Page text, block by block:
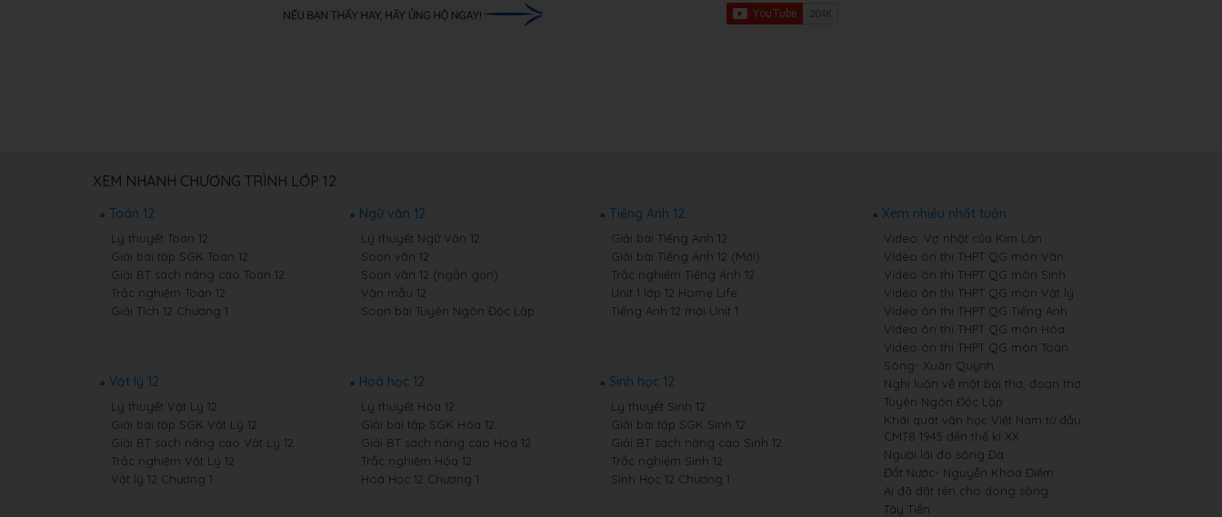
XEM NHANH CHƯƠNG TRÌNH LỚP 12
Toán 12
Lý thuyết Toán 12
Giải bài tập SGK Toán 12
Giải BT sách nâng cao Toán 12
Trắc nghiệm Toán 12
Giải Tích 12 Chương 1
Ngữ văn 12
Lý thuyết Ngữ Văn 12
Soạn văn 12
Soạn văn 12 (ngắn gọn)
Văn mẫu 12
Soạn bài Tuyên Ngôn Độc Lập
Tiếng Anh 12
Giải bài Tiếng Anh 12
Giải bài Tiếng Anh 12 (Mới)
Trắc nghiệm Tiếng Anh 12
Unit 1 lớp 12 Home Life
Tiếng Anh 12 mới Unit 1
Vật lý 12
Lý thuyết Vật Lý 12
Giải bài tập SGK Vật Lý 12
Giải BT sách nâng cao Vật Lý 12
Trắc nghiệm Vật Lý 12
Vật lý 12 Chương 1
Hoá học 12
Lý thuyết Hóa 12
Giải bài tập SGK Hóa 12
Giải BT sách nâng cao Hóa 12
Trắc nghiệm Hóa 12
Hoá Học 12 Chương 1
Sinh học 12
Lý thuyết Sinh 12
Giải bài tập SGK Sinh 12
Giải BT sách nâng cao Sinh 12
Trắc nghiệm Sinh 12
Sinh Học 12 Chương 1
Xem nhiều nhất tuần
Video: Vợ nhặt của Kim Lân
Video ôn thi THPT QG môn Văn
Video ôn thi THPT QG môn Sinh
Video ôn thi THPT QG môn Vật lý
Video ôn thi THPT QG Tiếng Anh
Video ôn thi THPT QG môn Hóa
Video ôn thi THPT QG môn Toán
Sóng- Xuân Quỳnh
Nghị luận về một bài thơ, đoạn thơ
Tuyên Ngôn Độc Lập
Khái quát văn học Việt Nam từ đầu
CMT8 1945 đến thế kỉ XX
Người lái đò sông Đà
Đất Nước- Nguyễn Khoa Điềm
Ai đã đặt tên cho dòng sông
Tây Tiến